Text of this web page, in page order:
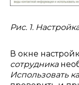
Рис. 1.
В окне
сотрудника
Использовать